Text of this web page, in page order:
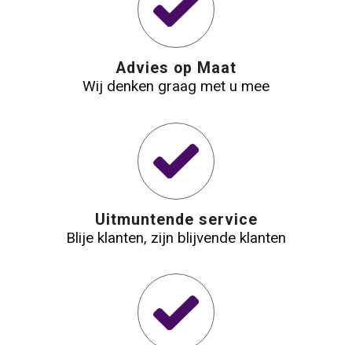
Waterbestendige tassen
ReistassensetsAdvies op Maat
Wij denken graag met u mee
Uitmuntende service
Blije klanten, zijn blijvende klanten